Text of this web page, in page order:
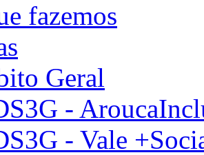
fazemos
Geral
-
- Vale